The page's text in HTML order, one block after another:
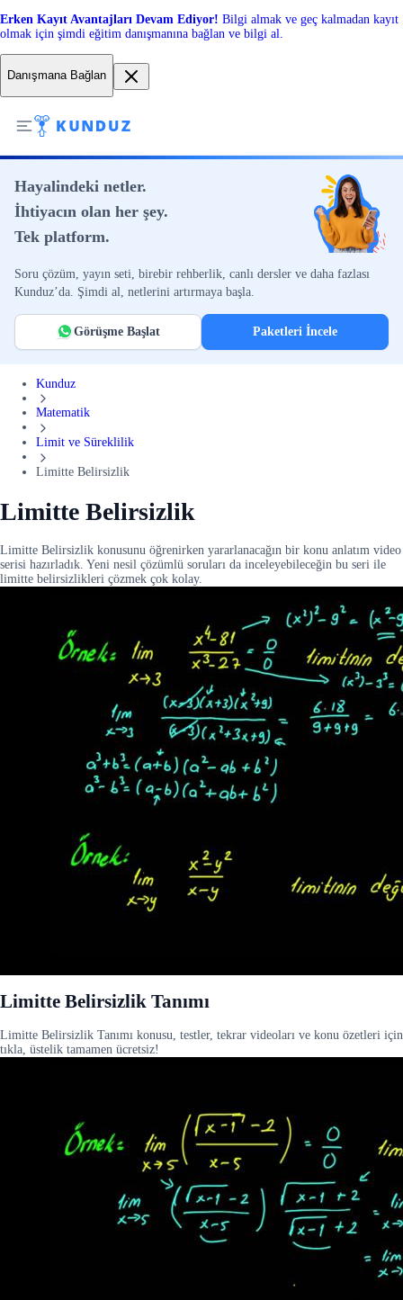
Erken Kayıt Avantajları Devam Ediyor! Bilgi almak ve geç kalmadan kayıt
olmak için şimdi eğitim danışmanına bağlan ve bilgi al.
Danışmana Bağlan
Hayalindeki netler.
İhtiyacın olan her şey.
Tek platform.
Soru çözüm, yayın seti, birebir rehberlik, canlı dersler ve daha fazlası
Kunduz’da. Şimdi al, netlerini artırmaya başla.
Görüşme Başlat Paketleri İncele
Kunduz
Matematik
Limit ve Süreklilik
Limitte Belirsizlik
Limitte Belirsizlik
Limitte Belirsizlik konusunu öğrenirken yararlanacağın bir konu anlatım video
serisi hazırladık. Yeni nesil çözümlü soruları da inceleyebileceğin bu seri ile
limitte belirsizlikleri çözmek çok kolay.
Limitte Belirsizlik Tanımı
Limitte Belirsizlik Tanımı konusu, testler, tekrar videoları ve konu özetleri için
tıkla, üstelik tamamen ücretsiz!